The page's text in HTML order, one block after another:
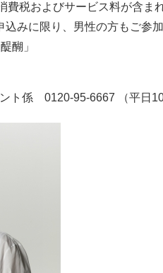
税およびサービス料が含ま
みに限り、男性の方もご参
醐」
ト係 0120-95-6667 （平日